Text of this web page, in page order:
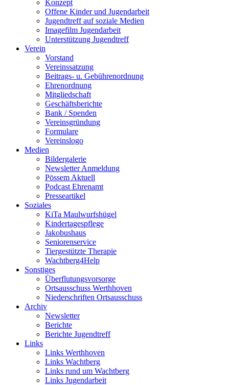
Konzept
Offene Kinder und Jugendarbeit
Jugendtreff auf soziale Medien
Imagefilm Jugendarbeit
Unterstützung Jugendtreff
Verein
Vorstand
Vereinssatzung
Beitrags- u. Gebührenordnung
Ehrenordnung
Mitgliedschaft
Geschäftsberichte
Bank / Spenden
Vereinsgründung
Formulare
Vereinslogo
Medien
Bildergalerie
Newsletter Anmeldung
Pössem Aktuell
Podcast Ehrenamt
Presseartikel
Soziales
KiTa Maulwurfshügel
Kindertagespflege
Jakobushaus
Seniorenservice
Tiergestützte Therapie
Wachtberg4Help
Sonstiges
Überflutungsvorsorge
Ortsausschuss Werthhoven
Niederschriften Ortsausschuss
Archiv
Newsletter
Berichte
Berichte Jugendtreff
Links
Links Werthhoven
Links Wachtberg
Links rund um Wachtberg
Links Jugendarbeit